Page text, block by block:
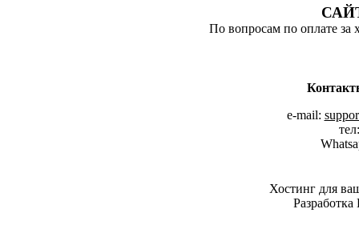
По вопросам по оплате за
e-mail:
Хостинг для